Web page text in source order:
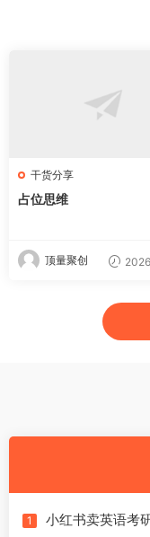
干货分享
占位思维
顶量聚创
1 小红书卖英语考